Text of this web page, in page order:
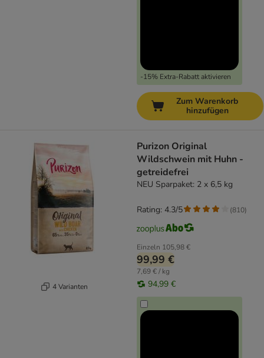
-15% Extra-Rabatt aktivieren
Zum Warenkorb
hinzufügen
4 Varianten
Purizon Original
Wildschwein mit Huhn -
getreidefrei
NEU Sparpaket: 2 x 6,5 kg
Einzeln 105,98 €
99,99 €
7,69 € / kg
94,99 €
Rating: 4.3/5 (810)